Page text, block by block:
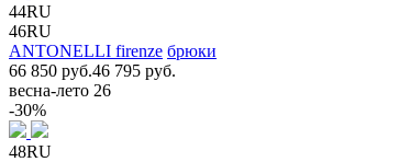
44RU
46RU
ANTONELLI firenze брюки
66 850 руб.46 795 руб.
весна-лето 26
-30%
48RU